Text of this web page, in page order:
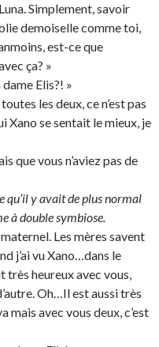
Simplement, savoir
demoiselle comme toi,
est-ce que
ça? »
Elis?! »
les deux, ce n’est pas
Xano se sentait le mieux, je
que vous n’aviez pas de
qu’il y avait de plus normal
à double symbiose.
Les mères savent
j’ai vu Xano…dans le
très heureux avec vous,
Oh…Il est aussi très
mais avec vous deux, c’est